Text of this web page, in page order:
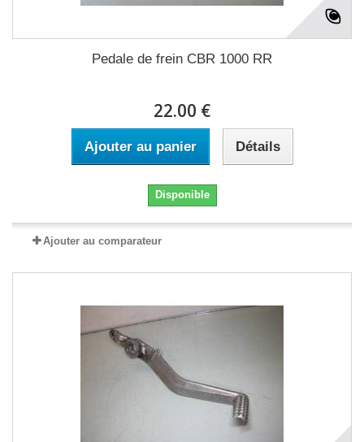
Pedale de frein CBR 1000 RR
22.00 €
Ajouter au panier Détails
Disponible
Ajouter au comparateur